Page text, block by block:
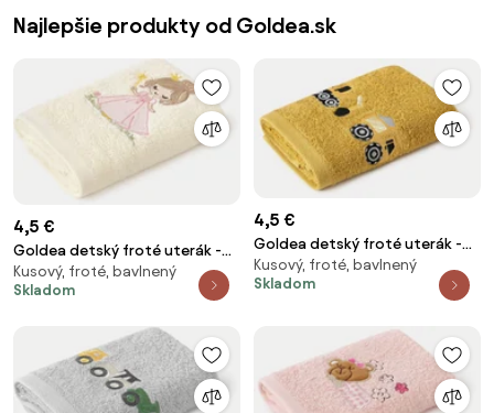
Najlepšie produkty od Goldea.sk
4,5 €
Goldea detský froté uterák -
čarovná víla na smotanovej 30
x 50 cm
Kusový, froté, bavlnený
Skladom
4,5 €
Goldea detský froté uterák -
bager na horčicovej 30 x 50 cm
Kusový, froté, bavlnený
Skladom